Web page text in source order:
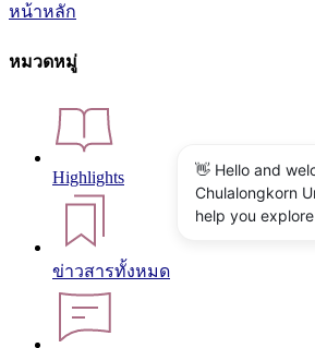
หน้าหลัก
หมวดหมู่
Highlights
ข่าวสารทั้งหมด
👋 Hello and
Chulalongkorn
help you